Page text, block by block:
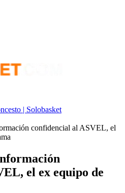
| Solobasket
confidencial al ASVEL, el
el ex equipo de